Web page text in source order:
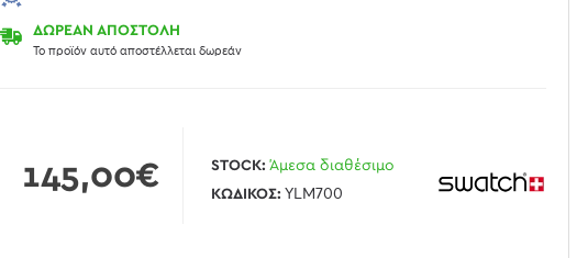
ΔΩΡΕΑΝ ΑΠΟΣΤΟΛΗ
Το προϊόν αυτό αποστέλλεται δωρεάν
145,00€ STOCK: Άμεσα διαθέσιμο
ΚΩΔΙΚΌΣ: YLM700